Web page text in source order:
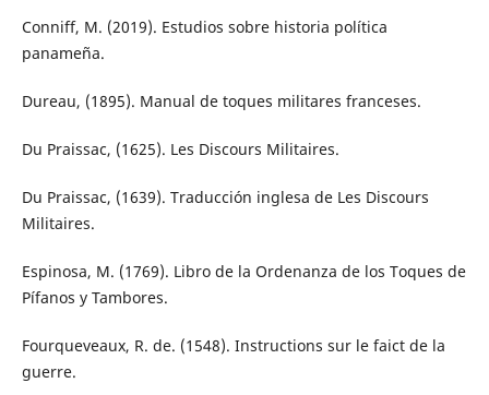
Conniff, M. (2019). Estudios sobre historia política
panameña.
Dureau, (1895). Manual de toques militares franceses.
Du Praissac, (1625). Les Discours Militaires.
Du Praissac, (1639). Traducción inglesa de Les Discours
Militaires.
Espinosa, M. (1769). Libro de la Ordenanza de los Toques de
Pífanos y Tambores.
Fourqueveaux, R. de. (1548). Instructions sur le faict de la
guerre.